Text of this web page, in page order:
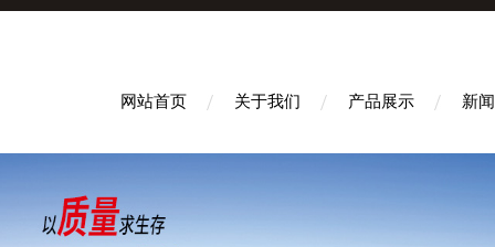
网站首页 关于我们 产品展示 新